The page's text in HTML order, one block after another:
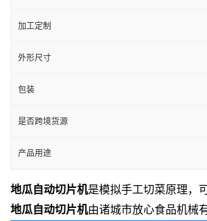
加工定制
外形尺寸
包装
是否跨境货源
产品用途
地瓜自动切片机是模拟手工切菜原理，
地瓜自动切片机由诸城市放心食品机械